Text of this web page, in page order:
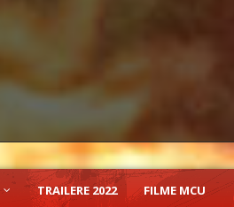
TRAILERE 2022 FILME MCU